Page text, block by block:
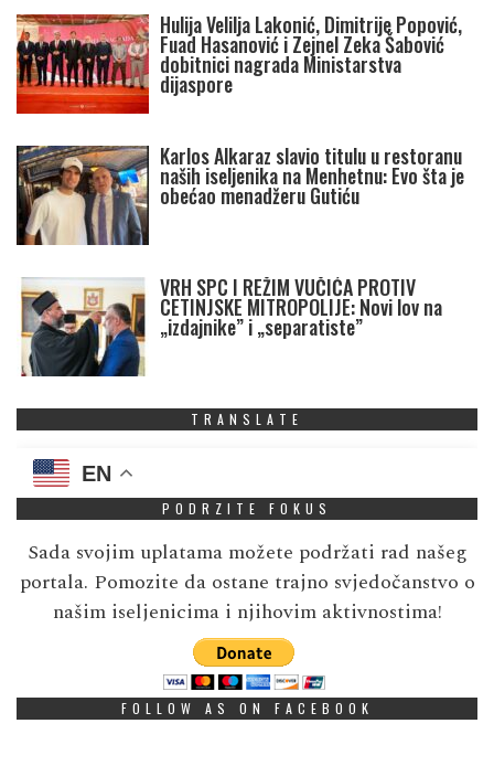
Hulija Velilja Lakonić, Dimitrije Popović,
Fuad Hasanović i Zejnel Zeka Šabović
dobitnici nagrada Ministarstva
dijaspore
Karlos Alkaraz slavio titulu u restoranu
naših iseljenika na Menhetnu: Evo šta je
obećao menadžeru Gutiću
VRH SPC I REŽIM VUČIĆA PROTIV
CETINJSKE MITROPOLIJE: Novi lov na
„izdajnike” i „separatiste”
TRANSLATE
EN
PODRZITE FOKUS
Sada svojim uplatama možete podržati rad našeg
portala. Pomozite da ostane trajno svjedočanstvo o
našim iseljenicima i njihovim aktivnostima!
FOLLOW AS ON FACEBOOK